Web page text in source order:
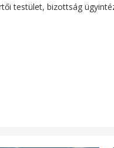
testület, bizottság